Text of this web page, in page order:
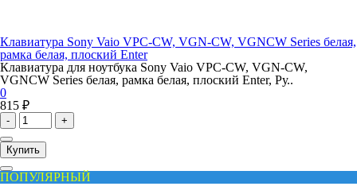
Клавиатура Sony Vaio VPC-CW, VGN-CW, VGNCW Series белая,
рамка белая, плоский Enter
Клавиатура для ноутбука Sony Vaio VPC-CW, VGN-CW,
VGNCW Series белая, рамка белая, плоский Enter, Ру..
0
815 ₽
- +
Купить
ПОПУЛЯРНЫЙ